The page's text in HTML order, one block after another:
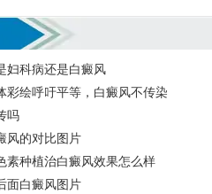
妇科病还是白癜风
彩绘呼吁平等，白癜风不传染
吗
风的对比图片
素种植治白癜风效果怎么样
面白癜风图片